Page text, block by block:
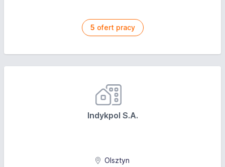
5 ofert pracy
Indykpol S.A.
Olsztyn